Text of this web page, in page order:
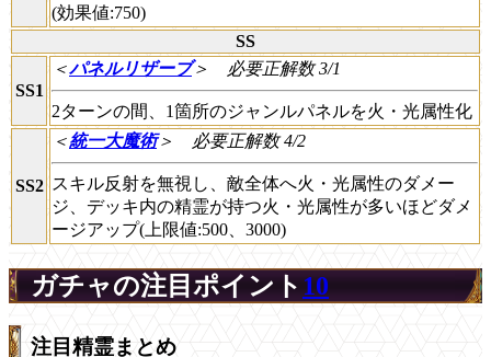
(効果値:750)
SS
SS1
＜パネルリザーブ＞ 必要正解数 3/1
2ターンの間、1箇所のジャンルパネルを火・光属性化
SS2
＜統一大魔術＞ 必要正解数 4/2
スキル反射を無視し、敵全体へ火・光属性のダメー
ジ、デッキ内の精霊が持つ火・光属性が多いほどダメ
ージアップ(上限値:500、3000)
ガチャの注目ポイント 10
注目精霊まとめ